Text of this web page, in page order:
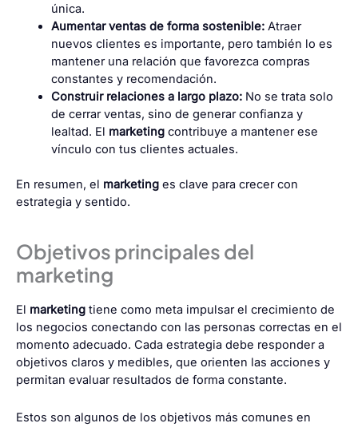
única.
Aumentar ventas de forma sostenible:Atraer
nuevos clientes es importante, pero también lo es
mantener una relación que favorezca compras
constantes y recomendación.
Construir relaciones a largo plazo:No se trata solo
de cerrar ventas, sino de generar confianza y
lealtad. El marketingcontribuye a mantener ese
vínculo con tus clientes actuales.
En resumen, el marketing es clave para crecer con
estrategia y sentido.
Objetivos principales del
marketing
El marketing tiene como meta impulsar el crecimiento de
los negocios conectando con las personas correctas en el
momento adecuado. Cada estrategia debe responder a
objetivos claros y medibles, que orienten las acciones y
permitan evaluar resultados de forma constante.
Estos son algunos de los objetivos más comunes en